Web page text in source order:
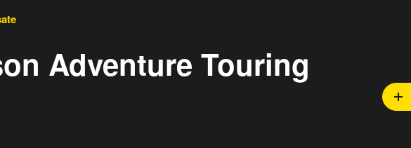
Adventure Touring